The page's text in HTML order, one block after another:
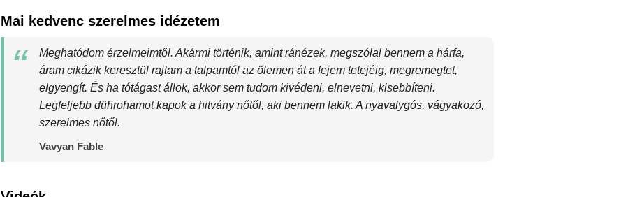
Mai kedvenc szerelmes idézetem
Meghatódom érzelmeimtől. Akármi történik, amint ránézek, megszólal bennem a hárfa,
áram cikázik keresztül rajtam a talpamtól az ölemen át a fejem tetejéig, megremegtet,
elgyengít. És ha tótágast állok, akkor sem tudom kivédeni, elnevetni, kisebbíteni.
Legfeljebb dührohamot kapok a hitvány nőtől, aki bennem lakik. A nyavalygós, vágyakozó,
szerelmes nőtől.
Vavyan Fable